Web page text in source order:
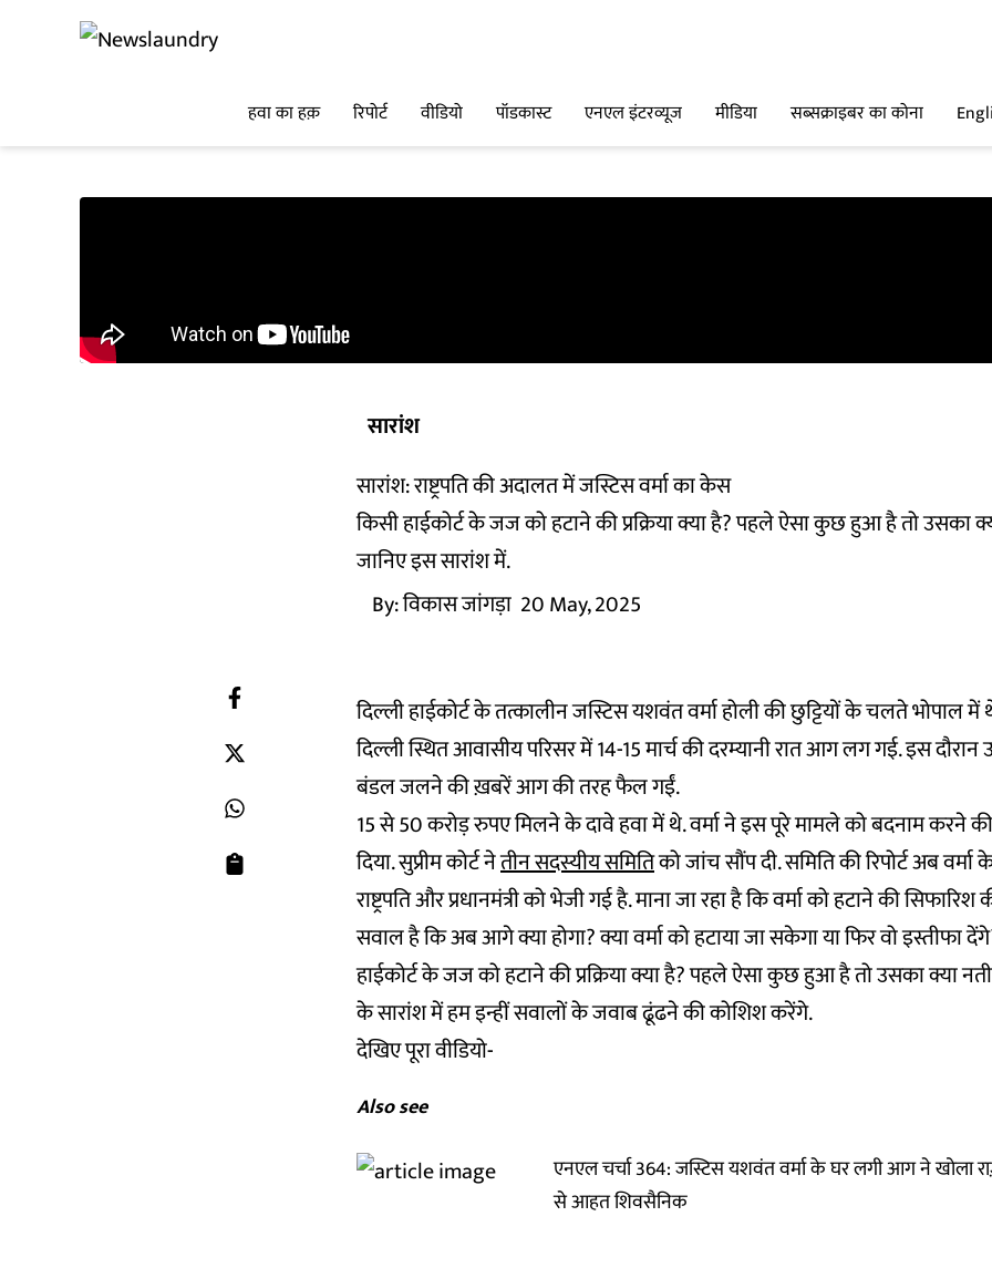
हवा का हक़ रिपोर्ट वीडियो पॉडकास्ट एनएल इंटरव्यूज मीडिया सब्सक्राइबर का कोना
सारांश
सारांश: राष्ट्रपति की अदालत में जस्टिस वर्मा का केस
किसी हाईकोर्ट के जज को हटाने की प्रक्रिया क्या है? पहले ऐसा कुछ हुआ है तो उसका
जानिए इस सारांश में.
By:विकास जांगड़ा 20 May, 2025
दिल्ली हाईकोर्ट के तत्कालीन जस्टिस यशवंत वर्मा होली की छुट्टियों के चलते भोपाल
दिल्ली स्थित आवासीय परिसर में 14-15 मार्च की दरम्यानी रात आग लग गई. इस
बंडल जलने की ख़बरें आग की तरह फैल गईं.
15 से 50 करोड़ रुपए मिलने के दावे हवा में थे. वर्मा ने इस पूरे मामले को बदनाम करने
दिया. सुप्रीम कोर्ट नेतीन सदस्यीय समितिको जांच सौंप दी. समिति की रिपोर्ट अब
राष्ट्रपति और प्रधानमंत्री को भेजी गई है. माना जा रहा है कि वर्मा को हटाने की
सवाल है कि अब आगे क्या होगा? क्या वर्मा को हटाया जा सकेगा या फिर वो इस्तीफा
हाईकोर्ट के जज को हटाने की प्रक्रिया क्या है? पहले ऐसा कुछ हुआ है तो उसका क्या
के सारांश में हम इन्हीं सवालों के जवाब ढूंढने की कोशिश करेंगे.
देखिए पूरा वीडियो-
Also see
एनएल चर्चा 364: जस्टिस यशवंत वर्मा के घर लगी आग ने खोला
से आहत शिवसैनिक